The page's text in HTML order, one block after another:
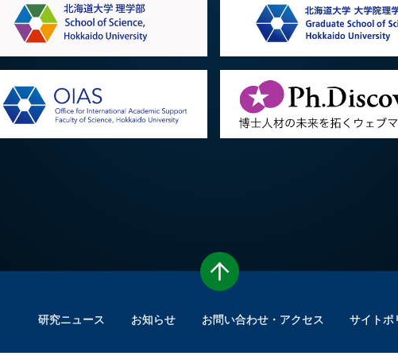
研究ニュース お知らせ お問い合わせ・アクセス サイトポ